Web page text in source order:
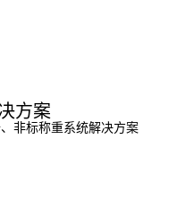
方案
非标称重系统解决方案